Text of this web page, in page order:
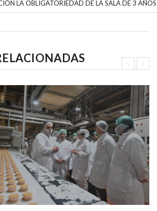
LA OBLIGATORIEDAD DE LA SALA DE 3